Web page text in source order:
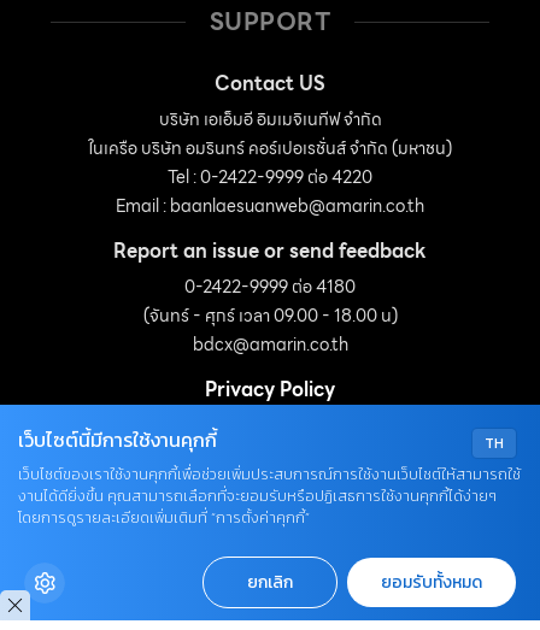
SUPPORT
Contact US
บริษัท เอเอ็มอี อิมเมจิเนทีฟ จำกัด
ในเครือ บริษัท อมรินทร์ คอร์เปอเรชั่นส์ จำกัด (มหาชน)
Tel : 0-2422-9999 ต่อ 4220
Email :baanlaesuanweb@amarin.co.th
Report an issue or send feedback
0-2422-9999 ต่อ 4180
(จันทร์ - ศุกร์ เวลา 09.00 - 18.00 น)
bdcx@amarin.co.th
Privacy Policy
OUR SOCIALS
TH
เว็บไซต์นี้มีการใช้งานคุกกี้
เว็บไซต์ของเราใช้งานคุกกี้เพื่อช่วยเพิ่มประสบการณ์การใช้งานเว็บไซต์ให้สามารถใช้
งานได้ดียิ่งขึ้น คุณสามารถเลือกที่จะยอมรับหรือปฏิเสธการใช้งานคุกกี้ได้ง่ายๆ
โดยการดูรายละเอียดเพิ่มเติมที่ “การตั้งค่าคุกกี้”
ยกเลิก ยอมรับทั้งหมด